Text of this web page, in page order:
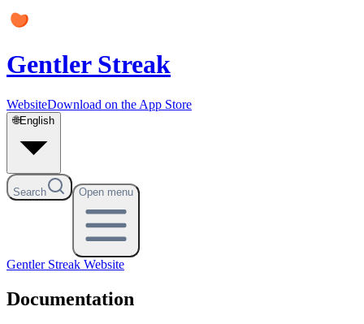
Gentler Streak
WebsiteDownload on the App Store
🌐English
Search Open menu
Gentler Streak Website
Documentation